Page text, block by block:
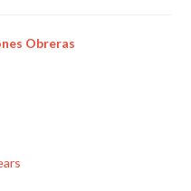
Obreras